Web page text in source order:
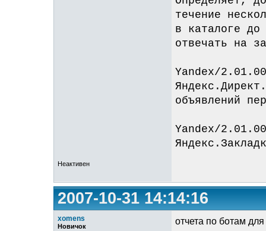
течение
в каталоге
отвечать на
Yandex/
объявлений
Yandex/
Неактивен
2007-10-31 14:14:16
xomens
Новичок
отчета по ботам